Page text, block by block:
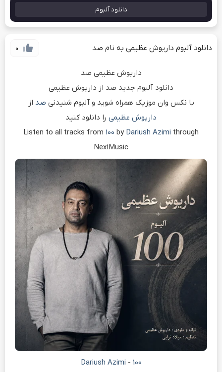
دانلود آلبوم
0 دانلود آلبوم داریوش عظیمی به نام صد
داریوش عظیمی صد
دانلود آلبوم جدید صد از داریوش عظیمی
با نکس وان موزیک همراه شوید و آلبوم شنیدنی صد از
داریوش عظیمی را دانلود کنید
Listen to all tracks from 100 by Dariush Azimi through
Nex1Music
Dariush Azimi - 100